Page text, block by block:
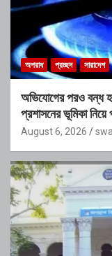
অপরাধ প্রচ্ছদ সারাদেশ
অভিযোগের পরও বন্ধ
প্রশাসনের ভূমিকা
August 6, 2026